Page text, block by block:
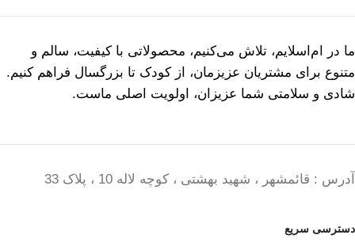
ما در ام‌اسلایم، تلاش می‌کنیم، محصولاتی با کیفیت، سالم و
متنوع برای مشتریان عزیزمان، از کودک تا بزرگسال فراهم کنیم.
شادی و سلامتی شما عزیزان، اولویت اصلی ماست.
آدرس : قائمشهر ، شهید بهشتی ، کوچه لاله 10 ، پلاک 33
دسترسی سریع